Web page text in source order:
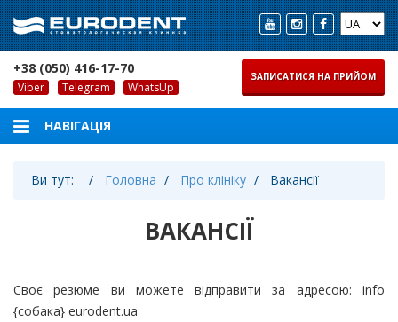
+38 (050) 416-17-70
Viber Telegram WhatsUp
ЗАПИСАТИСЯ НА ПРИЙОМ
Ви тут: Головна Про клініку Вакансії
ВАКАНСІЇ
Своє резюме ви можете відправити за адресою: info
{собака} eurodent.ua